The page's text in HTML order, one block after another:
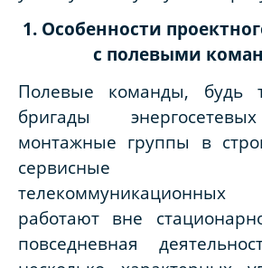
1. Особенности
с полевыми
Полевые команды, будь
бригады
монтажные группы в
сервисные
работают вне
повседневная